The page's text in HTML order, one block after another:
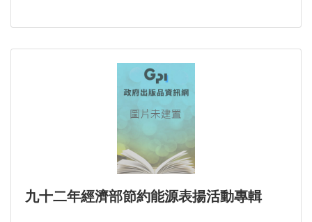
九十二年經濟部節約能源表揚活動專輯